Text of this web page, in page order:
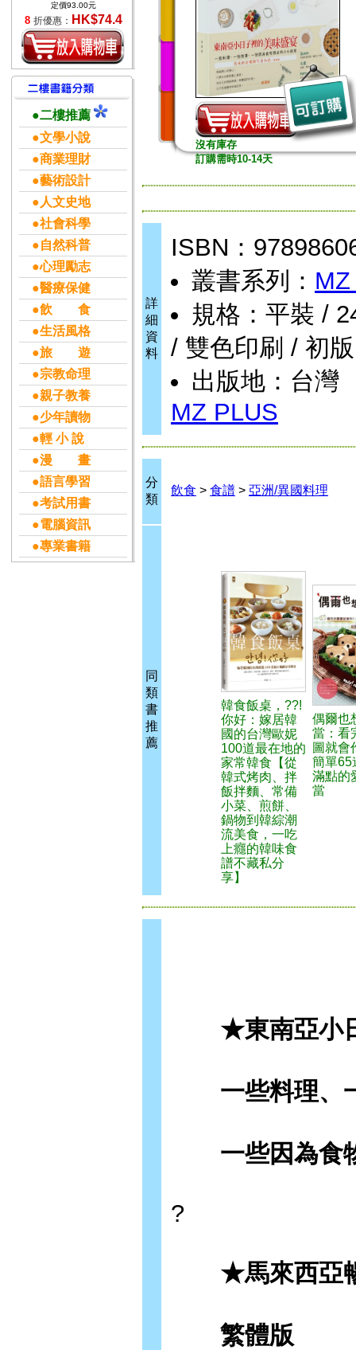
定價93.00元
8 折優惠： HK$74.4
●二樓推薦
●文學小說
●商業理財
●藝術設計
●人文史地
●社會科學
●自然科普
●心理勵志
●醫療保健
●飲 食
●生活風格
●旅 遊
●宗教命理
●親子教養
●少年讀物
●輕 小 說
●漫 畫
●語言學習
●考試用書
●電腦資訊
●專業書籍
沒有庫存
訂購需時10-14天
詳
細
資
料
ISBN：
叢書系列：
規格：平裝 /
/ 雙色印刷 / 初版
出版地：台灣
MZ PLUS
分
類
飲食 > 食譜 > 亞洲/異國料理
同
類
書
推
薦
韓食飯桌，??!
你好：嫁居韓
國的台灣歐妮
100道最在地的
家常韓食【從
韓式烤肉、拌
飯拌麵、常備
小菜、煎餅、
鍋物到韓綜潮
流美食，一吃
上癮的韓味食
譜不藏私分
享】
偶爾也
當：看
圖就會
簡單65
滿點的
當
★東南亞小日
一些料理、
一些因為食
?
★馬來西亞暢
繁體版